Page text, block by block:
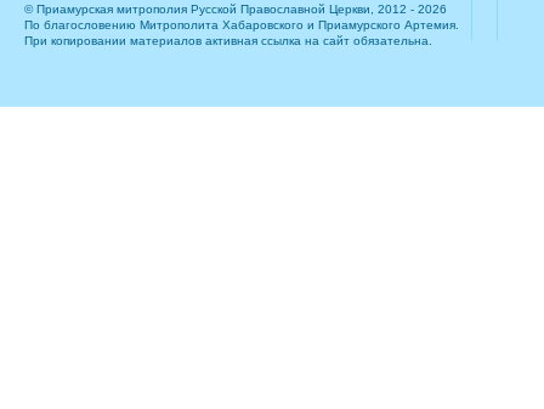
© Приамурская митрополия Русской Православной Церкви, 2012 - 2026
По благословению Митрополита Хабаровского и Приамурского Артемия.
При копировании материалов активная ссылка на сайт обязательна.